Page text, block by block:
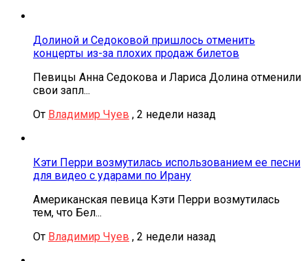
Долиной и Седоковой пришлось отменить
концерты из-за плохих продаж билетов
Певицы Анна Седокова и Лариса Долина отменили
свои запл...
От Владимир Чуев , 2 недели назад
Кэти Перри возмутилась использованием ее песни
для видео с ударами по Ирану
Американская певица Кэти Перри возмутилась
тем, что Бел...
От Владимир Чуев , 2 недели назад